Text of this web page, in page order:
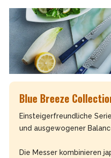
Blue Breeze
Einsteigerfreundliche
und ausgewogener
Die Messer kombinieren